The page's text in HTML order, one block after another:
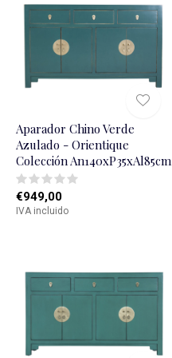
Aparador Chino Verde
Azulado - Orientique
Colección An140xP35xAl85cm
€949,00
IVA incluido